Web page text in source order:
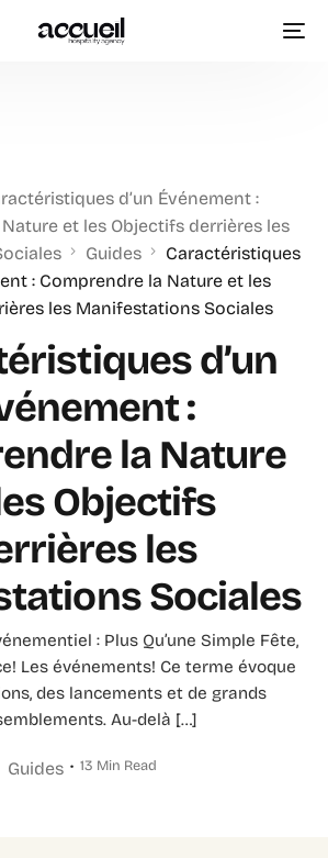
d’un Événement :
et les Objectifs derrières les
Guides
Caractéristiques
: Comprendre la Nature et les
les Manifestations Sociales
d’un
:
la Nature
Objectifs
les
Sociales
: Plus Qu’une Simple Fête,
Les événements! Ce terme évoque
des lancements et de grands
Au-delà […]
Guides 13 Min Read